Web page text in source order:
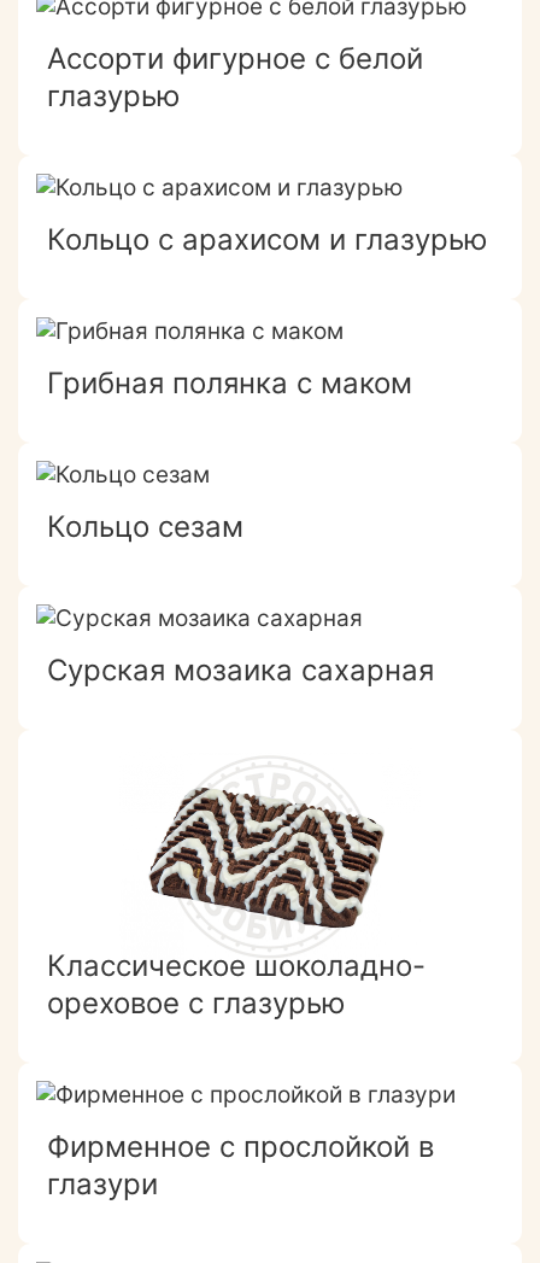
Ассорти фигурное с белой
глазурью
Кольцо с арахисом и глазурью
Грибная полянка с маком
Кольцо сезам
Сурская мозаика сахарная
Классическое шоколадно-
ореховое с глазурью
Фирменное с прослойкой в
глазури